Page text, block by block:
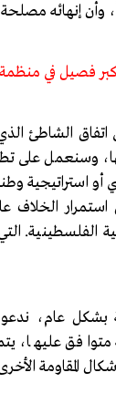
وأن إنهائه
فصيل في
اتفاق الشاطئ
وسنعمل على
أو استراتيجية
الخلاف على
الفلسطينية.
بشكل عام،
عليها،
المقاومة